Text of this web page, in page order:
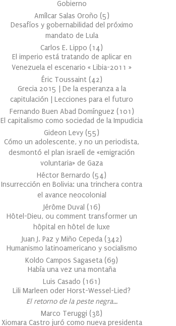
Gobierno
Amílcar Salas Oroño (5)
Desafíos y gobernabilidad del próximo
mandato de Lula
Carlos E. Lippo (14)
El imperio está tratando de aplicar en
Venezuela el escenario « Libia-2011 »
Éric Toussaint (42)
Grecia 2015 | De la esperanza a la
capitulación | Lecciones para el futuro
Fernando Buen Abad Domínguez (101 )
El capitalismo como sociedad de la Impudicia
Gideon Levy (55)
Cómo un adolescente, y no un periodista,
desmontó el plan israelí de «emigración
voluntaria» de Gaza
Héctor Bernardo (54)
Insurrección en Bolivia: una trinchera contra
el avance neocolonial
Jérôme Duval (16)
Hôtel-Dieu, ou comment transformer un
hôpital en hôtel de luxe
Juan J. Paz y Miño Cepeda (342)
Humanismo latinoamericano y socialismo
Koldo Campos Sagaseta (69)
Había una vez una montaña
Luis Casado (161 )
Lili Marleen oder Horst-Wessel-Lied?
El retorno de la peste negra…
Marco Teruggi (38)
Xiomara Castro juró como nueva presidenta